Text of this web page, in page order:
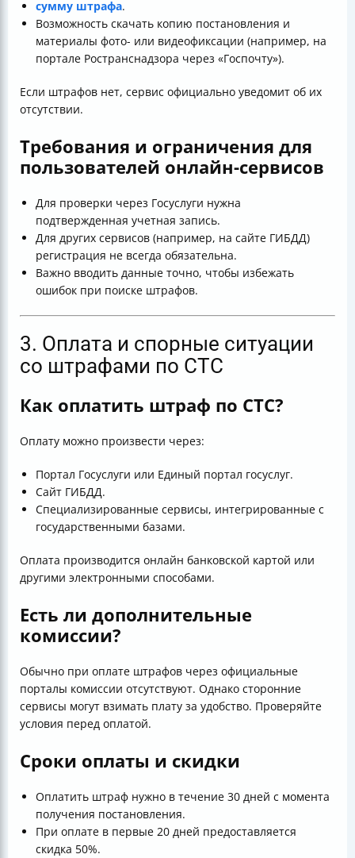
сумму штрафа.
Возможность скачать копию постановления и
материалы фото- или видеофиксации (например, на
портале Ространснадзора через «Госпочту»).
Если штрафов нет, сервис официально уведомит об их
отсутствии.
Требования и ограничения для
пользователей онлайн-сервисов
Для проверки через Госуслуги нужна
подтвержденная учетная запись.
Для других сервисов (например, на сайте ГИБДД)
регистрация не всегда обязательна.
Важно вводить данные точно, чтобы избежать
ошибок при поиске штрафов.
3. Оплата и спорные ситуации
со штрафами по СТС
Как оплатить штраф по СТС?
Оплату можно произвести через:
Портал Госуслуги или Единый портал госуслуг.
Сайт ГИБДД.
Специализированные сервисы, интегрированные с
государственными базами.
Оплата производится онлайн банковской картой или
другими электронными способами.
Есть ли дополнительные
комиссии?
Обычно при оплате штрафов через официальные
порталы комиссии отсутствуют. Однако сторонние
сервисы могут взимать плату за удобство. Проверяйте
условия перед оплатой.
Сроки оплаты и скидки
Оплатить штраф нужно в течение 30 дней с момента
получения постановления.
При оплате в первые 20 дней предоставляется
скидка 50%.